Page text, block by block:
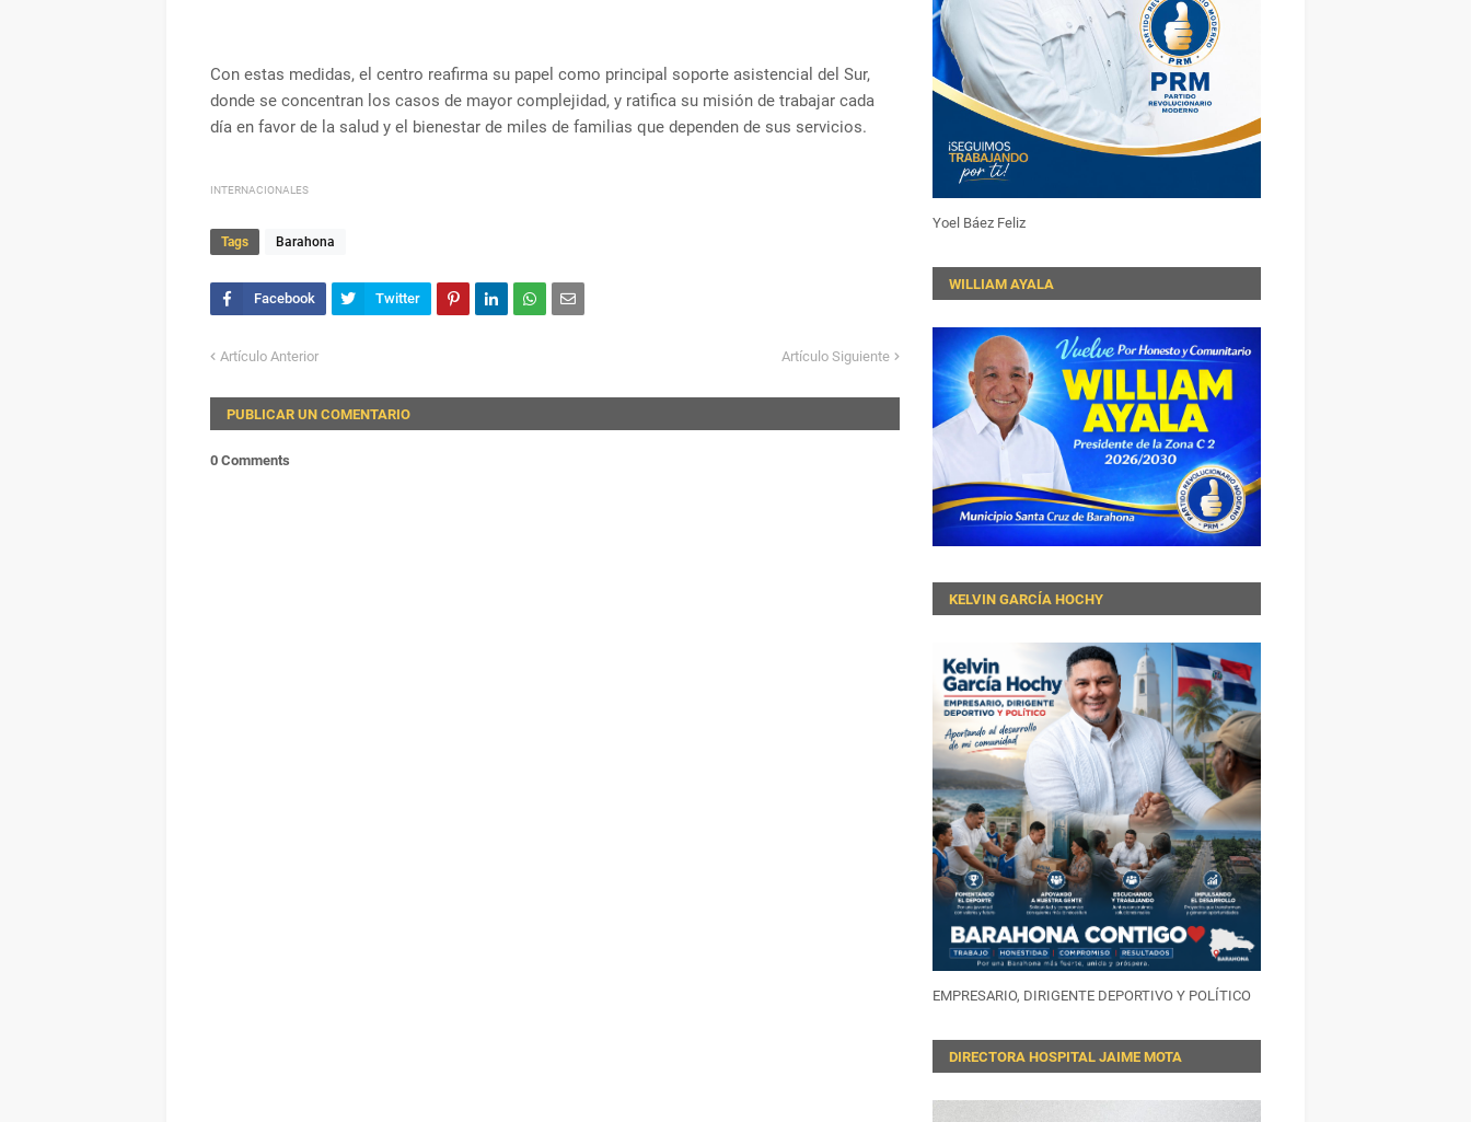
Con estas medidas, el centro reafirma su papel como principal soporte asistencial del Sur,
donde se concentran los casos de mayor complejidad, y ratifica su misión de trabajar cada
día en favor de la salud y el bienestar de miles de familias que dependen de sus servicios.
INTERNACIONALES
Tags Barahona
Artículo Anterior Artículo Siguiente
PUBLICAR UN COMENTARIO
0 Comments
Yoel Báez Feliz
WILLIAM AYALA
KELVIN GARCÍA HOCHY
EMPRESARIO, DIRIGENTE DEPORTIVO Y POLÍTICO
DIRECTORA HOSPITAL JAIME MOTA